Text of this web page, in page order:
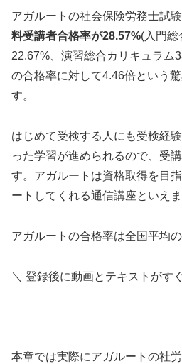
アガルートの社会保険労務士試験
料受講者合格率が28.57%(入門総
22.67%、演習総合カリキュラム
の合格率に対して4.46倍という
す。
はじめて受検する人にも受検経
った学習が進められるので、受
す。アガルートは資格取得を目
ートしてくれる通信講座といえま
アガルートの合格率は全国平均の
＼ 登録後に動画とテキストがす
本章では実際にアガルートの社